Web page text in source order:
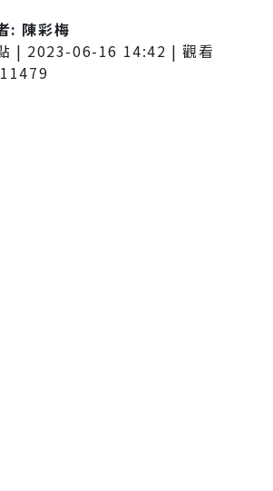
: 陳彩梅
| 2023-06-16 14:42 | 觀看
11479